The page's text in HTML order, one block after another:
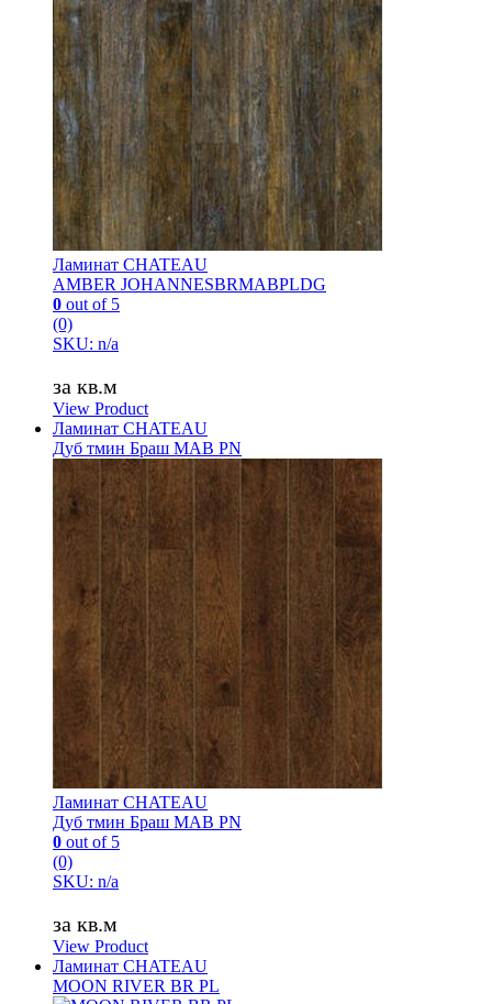
Ламинат CHATEAU
AMBER JOHANNESBRMABPLDG
0 out of 5
(0)
SKU: n/a
за кв.м
View Product
Ламинат CHATEAU
Дуб тмин Браш MAB PN
Ламинат CHATEAU
Дуб тмин Браш MAB PN
0 out of 5
(0)
SKU: n/a
за кв.м
View Product
Ламинат CHATEAU
MOON RIVER BR PL